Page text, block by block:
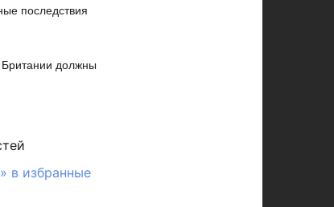
последствия
Британии должны
в избранные